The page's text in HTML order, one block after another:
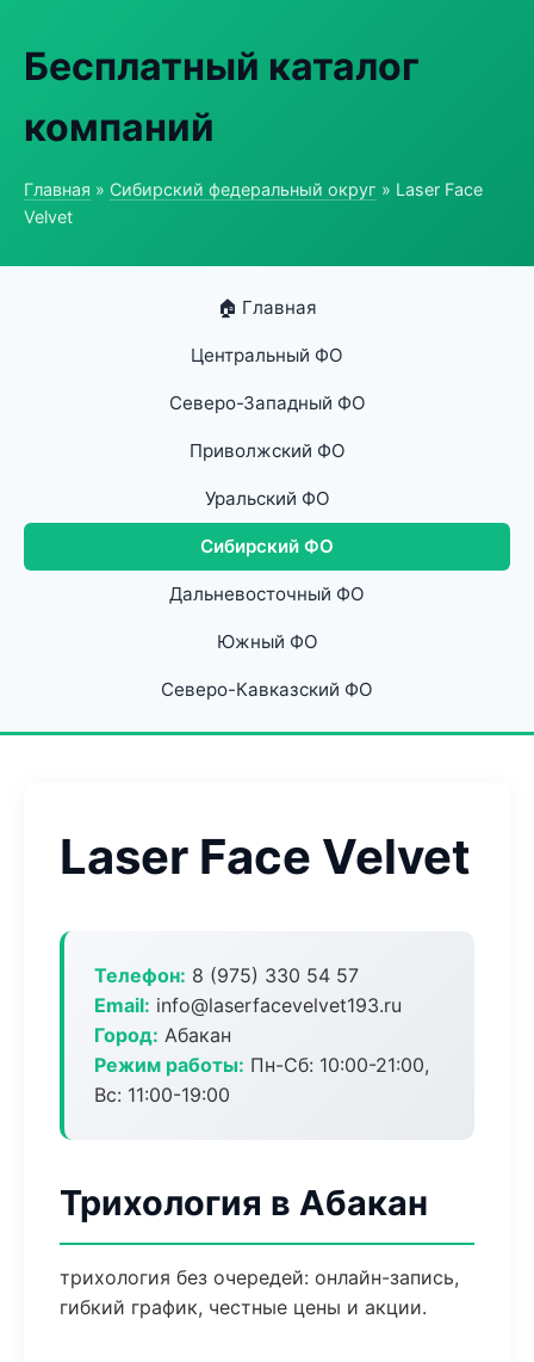
Бесплатный каталог
компаний
Главная » Сибирский федеральный округ » Laser Face
Velvet
🏠 Главная
Центральный ФО
Северо-Западный ФО
Приволжский ФО
Уральский ФО
Сибирский ФО
Дальневосточный ФО
Южный ФО
Северо-Кавказский ФО
Laser Face Velvet
Телефон: 8 (975) 330 54 57
Email: info@laserfacevelvet193.ru
Город: Абакан
Режим работы: Пн-Сб: 10:00-21:00,
Вс: 11:00-19:00
Трихология в Абакан
трихология без очередей: онлайн-запись,
гибкий график, честные цены и акции.